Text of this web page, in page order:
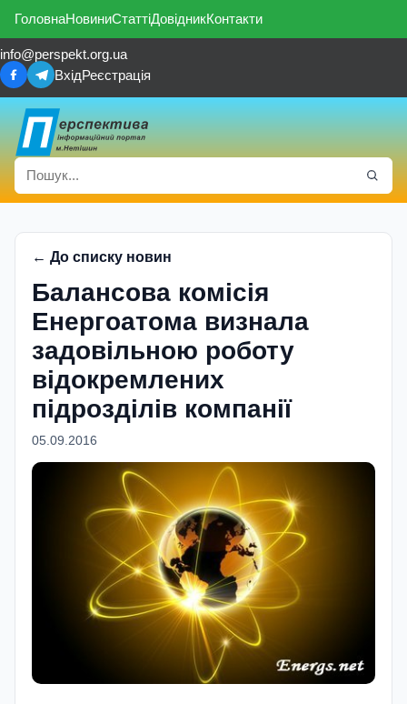
ГоловнаНовиниСтаттіДовідникКонтакти
info@perspekt.org.ua
ВхідРеєстрація
← До списку новин
Балансова комісія
Енергоатома визнала
задовільною роботу
відокремлених
підрозділів компанії
05.09.2016